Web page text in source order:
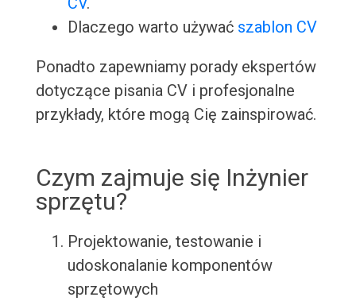
Dlaczego warto używać szablon CV
Ponadto zapewniamy porady ekspertów
dotyczące pisania CV i profesjonalne
przykłady, które mogą Cię zainspirować.
Czym zajmuje się Inżynier
sprzętu?
Projektowanie, testowanie i
udoskonalanie komponentów
sprzętowych